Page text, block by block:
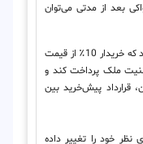
بعد از مدتی می‌توان
پس‌ از آن یک ملک، پیش‌بینی می‌شود که خریدار 10٪ از قیمت
ملک پرداخت کند و
قرارداد پیش‌خرید بین
نظر خود را تغییر داده